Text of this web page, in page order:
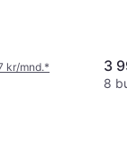
kr/mnd.* 3
8